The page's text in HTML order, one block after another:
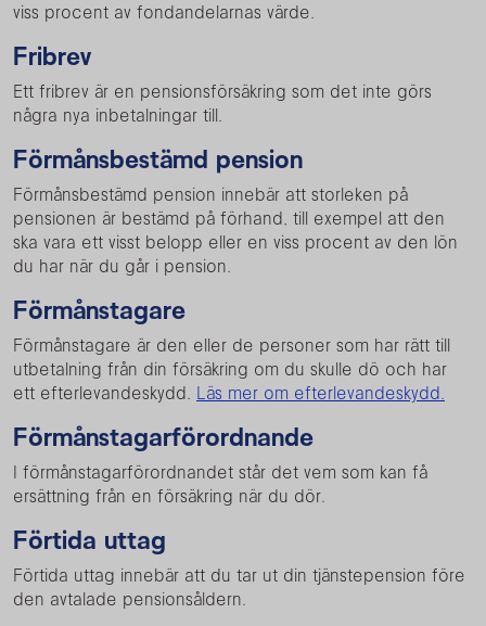
viss procent av fondandelarnas värde.
Fribrev
Ett fribrev är en pensionsförsäkring som det inte görs
några nya inbetalningar till.
Förmånsbestämd pension
Förmånsbestämd pension innebär att storleken på
pensionen är bestämd på förhand, till exempel att den
ska vara ett visst belopp eller en viss procent av den lön
du har när du går i pension.
Förmånstagare
Förmånstagare är den eller de personer som har rätt till
utbetalning från din försäkring om du skulle dö och har
ett efterlevandeskydd. Läs mer om efterlevandeskydd.
Förmånstagarförordnande
I förmånstagarförordnandet står det vem som kan få
ersättning från en försäkring när du dör.
Förtida uttag
Förtida uttag innebär att du tar ut din tjänstepension före
den avtalade pensionsåldern.